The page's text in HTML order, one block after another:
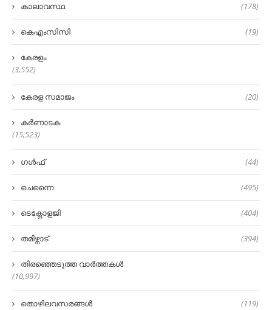
കാലാവസ്ഥ (178)
കെഎംസിസി (19)
കേരളം
(3,552)
കേരള സമാജം (20)
കർണാടക
(15,523)
ഗൾഫ് (44)
ചെന്നൈ (495)
ടെക്നോളജി (404)
തമിഴ്നാട് (394)
തിരഞ്ഞെടുത്ത വാർത്തകൾ
(10,997)
തൊഴിലവസരങ്ങൾ (119)